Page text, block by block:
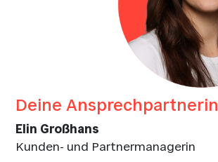
Deine Ansprechpartnerin
Elin Großhans
Kunden- und Partnermanagerin